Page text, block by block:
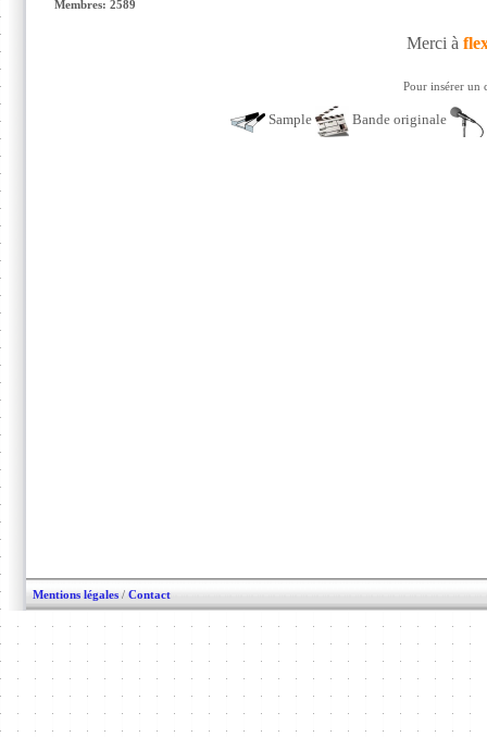
Membres: 2589
Merci à
Pour insérer un
Sample Bande originale
Mentions légales / Contact